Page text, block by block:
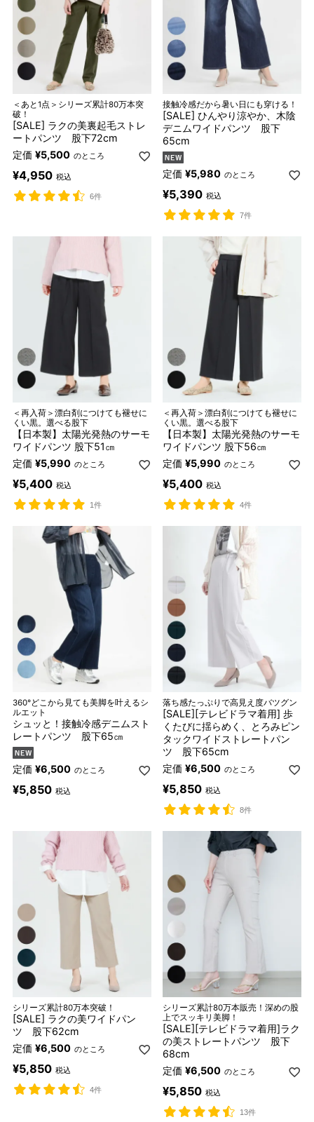
＜あと1点＞シリーズ累計80万本突
破！
[SALE] ラクの美裏起毛ストレ
ートパンツ 股下72cm
定価 ¥5,500 のところ
¥4,950 税込
6件
接触冷感だから暑い日にも穿ける！
[SALE] ひんやり涼やか、木陰
デニムワイドパンツ 股下
65cm
定価 ¥5,980 のところ
¥5,390 税込
7件
＜再入荷＞漂白剤につけても褪せに
くい黒。選べる股下
【日本製】太陽光発熱のサーモ
ワイドパンツ 股下51㎝
定価 ¥5,990 のところ
¥5,400 税込
1件
＜再入荷＞漂白剤につけても褪せに
くい黒。選べる股下
【日本製】太陽光発熱のサーモ
ワイドパンツ 股下56㎝
定価 ¥5,990 のところ
¥5,400 税込
4件
360°どこから見ても美脚を叶えるシ
ルエット
シュッと！接触冷感デニムスト
レートパンツ 股下65㎝
定価 ¥6,500 のところ
¥5,850 税込
落ち感たっぷりで高見え度バツグン
[SALE][テレビドラマ着用] 歩
くたびに揺らめく、とろみピン
タックワイドストレートパン
ツ 股下65cm
定価 ¥6,500 のところ
¥5,850 税込
8件
シリーズ累計80万本突破！
[SALE] ラクの美ワイドパン
ツ 股下62cm
定価 ¥6,500 のところ
¥5,850 税込
4件
シリーズ累計80万本販売！深めの股
上でスッキリ美脚！
[SALE][テレビドラマ着用]ラク
の美ストレートパンツ 股下
68cm
定価 ¥6,500 のところ
¥5,850 税込
13件